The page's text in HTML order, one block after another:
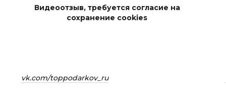
Видеоотзыв, требуется согласие на
сохранение cookies
vk.com/toppodarkov_ru